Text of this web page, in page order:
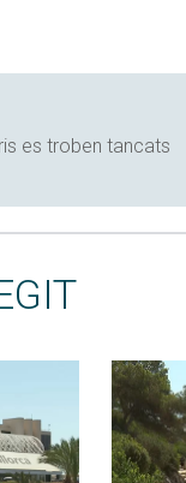
es troben tancats